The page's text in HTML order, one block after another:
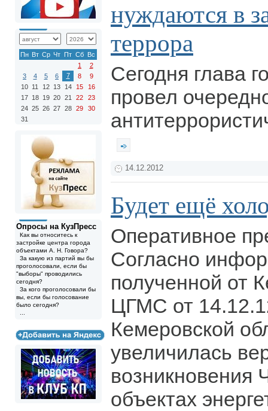
Пн Вт Ср Чт Пт Сб Вс
1
2
3
4 5 6 7 8
9
10 11 12 13 14 15
16
17 18 19 20 21 22
23
24 25 26 27 28 29
30
31
Опросы на КузПресс
Как вы относитесь к
застройке центра города
объектами А. Н. Говора?
За какую из партий вы бы
проголосовали, если бы
"выборы" проводились
сегодня?
За кого проголосовали бы
вы, если бы голосование
было сегодня?
нуждаются в
террора
Сегодня глава
провел
14.12.2012
Будет ещё
Оперативное
Согласно
полученной от
ЦГМС от
Кемеровской
увеличилась
возникновения
объектах